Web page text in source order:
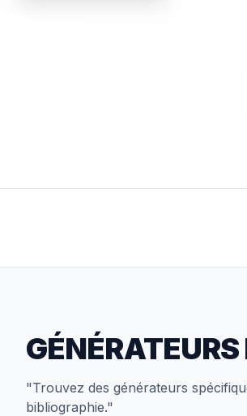
"Trouvez des générateurs
bibliographie."